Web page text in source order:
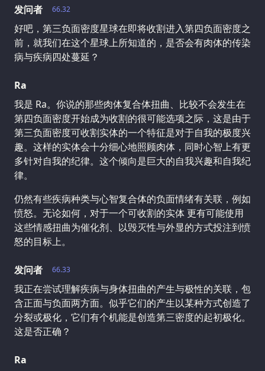
66.32
发问者
好吧，第三负面密度星球在即将收割进入第四负面密度之
前，就我们在这个星球上所知道的，是否会有肉体的传染
病与疾病四处蔓延？
Ra
我是 Ra。你说的那些肉体复合体扭曲、比较不会发生在
第四负面密度开始成为收割的很可能选项之际，这是由于
第三负面密度可收割实体的一个特征是对于自我的极度兴
趣。这样的实体会十分细心地照顾肉体，同时心智上有更
多针对自我的纪律。这个倾向是巨大的自我兴趣和自我纪
律。
仍然有些疾病种类与心智复合体的负面情绪有关联，例如
愤怒。无论如何，对于一个可收割的实体 更有可能使用
这些情感扭曲为催化剂、以毁灭性与外显的方式投注到愤
怒的目标上。
66.33
发问者
我正在尝试理解疾病与身体扭曲的产生与极性的关联，包
含正面与负面两方面。似乎它们的产生以某种方式创造了
分裂或极化，它们有个机能是创造第三密度的起初极化。
这是否正确？
Ra